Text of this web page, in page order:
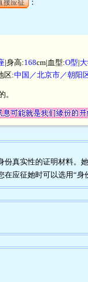
接应征 ：
|身高:168cm|血型:O型|
区:中国／北京市／朝阳
。
份真实性的证明材料。
应征她时可以选用“身